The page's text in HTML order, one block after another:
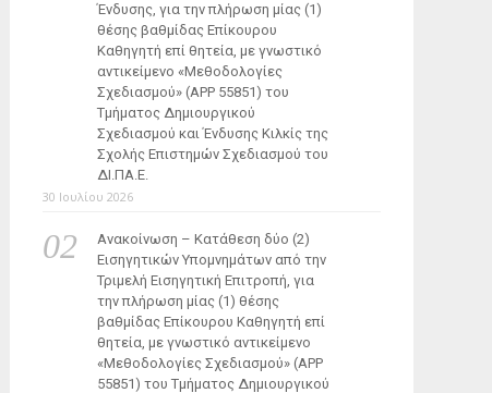
Ένδυσης, για την πλήρωση μίας (1)
θέσης βαθμίδας Επίκουρου
Καθηγητή επί θητεία, με γνωστικό
αντικείμενο «Μεθοδολογίες
Σχεδιασμού» (ΑΡΡ 55851) του
Τμήματος Δημιουργικού
Σχεδιασμού και Ένδυσης Κιλκίς της
Σχολής Επιστημών Σχεδιασμού του
ΔΙ.ΠΑ.Ε.
30 Ιουλίου 2026
Ανακοίνωση – Κατάθεση δύο (2)
Εισηγητικών Υπομνημάτων από την
Τριμελή Εισηγητική Επιτροπή, για
την πλήρωση μίας (1) θέσης
βαθμίδας Επίκουρου Καθηγητή επί
θητεία, με γνωστικό αντικείμενο
«Μεθοδολογίες Σχεδιασμού» (ΑΡΡ
55851) του Τμήματος Δημιουργικού